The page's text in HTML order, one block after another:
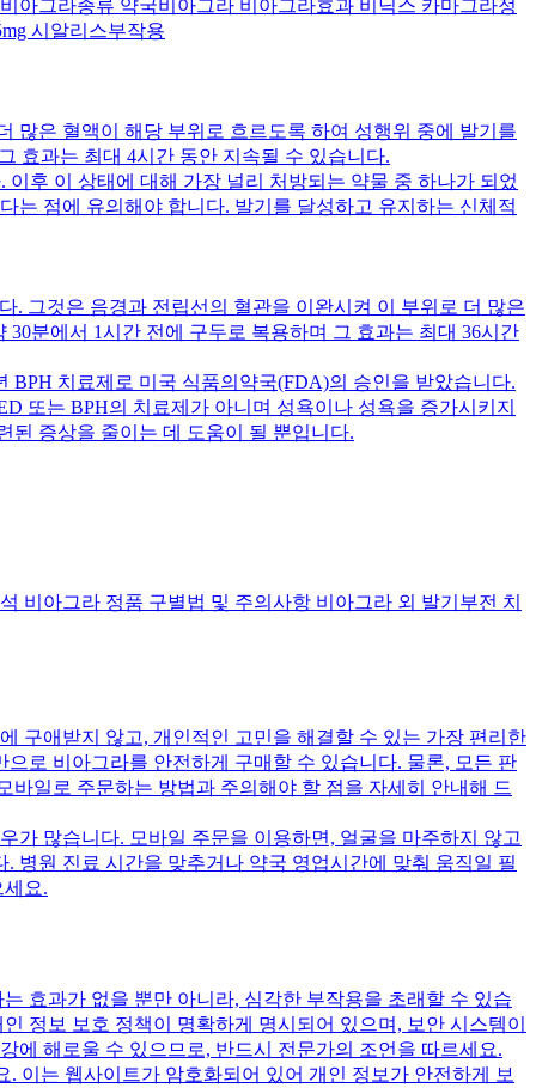
아그라종류 약국비아그라 비아그라효과 비닉스 카마그라정
시알리스부작용
많은 혈액이 해당 부위로 흐르도록 하여 성행위 중에 발기를
효과는 최대 4시간 동안 지속될 수 있습니다.
후 이 상태에 대해 가장 널리 처방되는 약물 중 하나가 되었
는 점에 유의해야 합니다. 발기를 달성하고 유지하는 신체적
. 그것은 음경과 전립선의 혈관을 이완시켜 이 부위로 더 많은
분에서 1시간 전에 구두로 복용하며 그 효과는 최대 36시간
BPH 치료제로 미국 식품의약국(FDA)의 승인을 받았습니다.
또는 BPH의 치료제가 아니며 성욕이나 성욕을 증가시키지
된 증상을 줄이는 데 도움이 될 뿐입니다.
비아그라 정품 구별법 및 주의사항 비아그라 외 발기부전 치
구애받지 않고, 개인적인 고민을 해결할 수 있는 가장 편리한
로 비아그라를 안전하게 구매할 수 있습니다. 물론, 모든 판
일로 주문하는 방법과 주의해야 할 점을 자세히 안내해 드
가 많습니다. 모바일 주문을 이용하면, 얼굴을 마주하지 않고
병원 진료 시간을 맞추거나 약국 영업시간에 맞춰 움직일 필
요.
효과가 없을 뿐만 아니라, 심각한 부작용을 초래할 수 있습
정보 보호 정책이 명확하게 명시되어 있으며, 보안 시스템이
에 해로울 수 있으므로, 반드시 전문가의 조언을 따르세요.
이는 웹사이트가 암호화되어 있어 개인 정보가 안전하게 보